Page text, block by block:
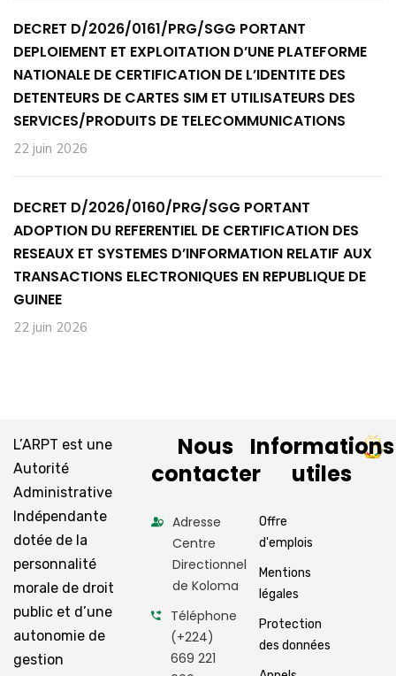
DECRET D/2026/0161/PRG/SGG PORTANT
DEPLOIEMENT ET EXPLOITATION D’UNE PLATEFORME
NATIONALE DE CERTIFICATION DE L’IDENTITE DES
DETENTEURS DE CARTES SIM ET UTILISATEURS DES
SERVICES/PRODUITS DE TELECOMMUNICATIONS
22 juin 2026
DECRET D/2026/0160/PRG/SGG PORTANT
ADOPTION DU REFERENTIEL DE CERTIFICATION DES
RESEAUX ET SYSTEMES D’INFORMATION RELATIF AUX
TRANSACTIONS ELECTRONIQUES EN REPUBLIQUE DE
GUINEE
22 juin 2026
L’ARPT est une
Autorité
Administrative
Indépendante
dotée de la
personnalité
morale de droit
public et d’une
autonomie de
gestion
Nous
contacter
Adresse
Centre
Directionnel
de Koloma
Téléphone
(+224)
669 221
Informations
utiles
Offre
d'emplois
Mentions
légales
Protection
des données